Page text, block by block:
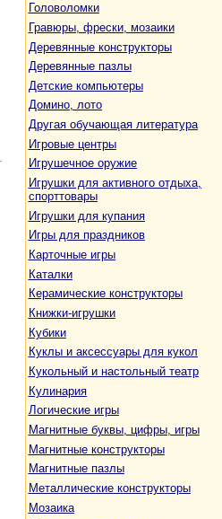
Головоломки
Гравюры, фрески, мозаики
Деревянные конструкторы
Деревянные пазлы
Детские компьютеры
Домино, лото
Другая обучающая литература
Игровые центры
Игрушечное оружие
Игрушки для активного отдыха,
спорттовары
Игрушки для купания
Игры для праздников
Карточные игры
Каталки
Керамические конструкторы
Книжки-игрушки
Кубики
Куклы и аксессуары для кукол
Кукольный и настольный театр
Кулинария
Логические игры
Магнитные буквы, цифры, игры
Магнитные конструкторы
Магнитные пазлы
Металлические конструкторы
Мозаика